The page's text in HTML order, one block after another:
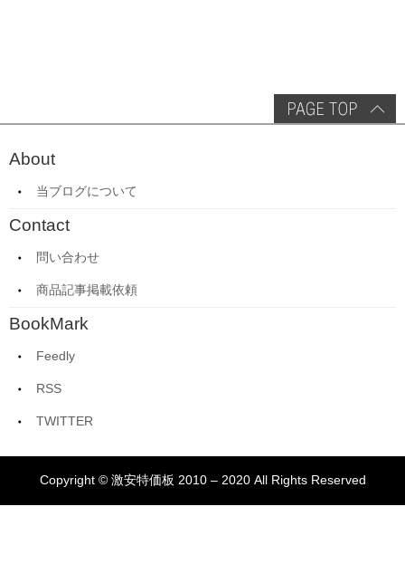
About
当ブログについて
Contact
問い合わせ
商品記事掲載依頼
BookMark
Feedly
RSS
TWITTER
Copyright © 激安特価板 2010 – 2020 All Rights Reserved